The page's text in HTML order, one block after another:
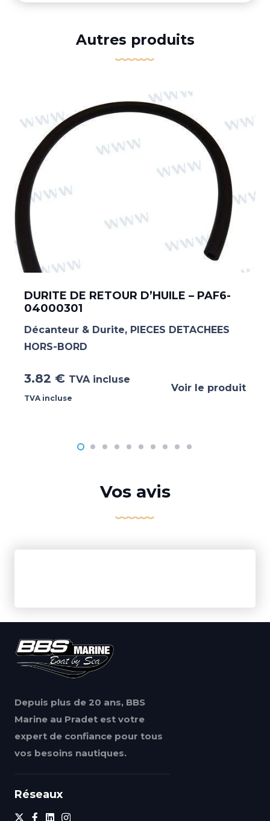
Autres produits
DURITE DE RETOUR D’HUILE – PAF6-
04000301
Décanteur & Durite, PIECES DETACHEES
HORS-BORD
3.82 € TVA incluse
TVA incluse
Voir le produit
Vos avis
Depuis plus de 20 ans, BBS
Marine au Pradet est votre
expert de confiance pour tous
vos besoins nautiques.
Réseaux